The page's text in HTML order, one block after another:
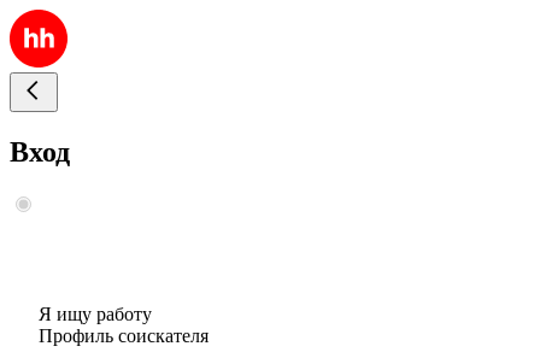
Вход
Я ищу работу
Профиль соискателя